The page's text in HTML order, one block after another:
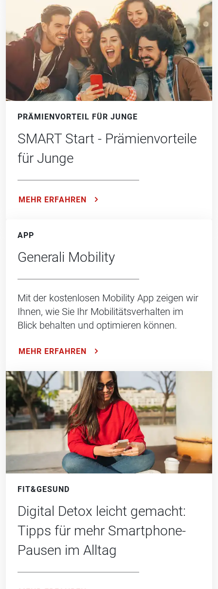
PRÄMIENVORTEIL FÜR JUNGE
SMART Start - Prämienvorteile
für Junge
MEHR ERFAHREN
APP
Generali Mobility
Mit der kostenlosen Mobility App zeigen wir
Ihnen, wie Sie Ihr Mobilitätsverhalten im
Blick behalten und optimieren können.
MEHR ERFAHREN
FIT&GESUND
Digital Detox leicht gemacht:
Tipps für mehr Smartphone-
Pausen im Alltag